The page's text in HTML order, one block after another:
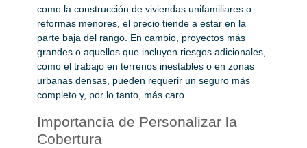
como la construcción de viviendas unifamiliares o
reformas menores, el precio tiende a estar en la
parte baja del rango. En cambio, proyectos más
grandes o aquellos que incluyen riesgos adicionales,
como el trabajo en terrenos inestables o en zonas
urbanas densas, pueden requerir un seguro más
completo y, por lo tanto, más caro.
Importancia de Personalizar la
Cobertura